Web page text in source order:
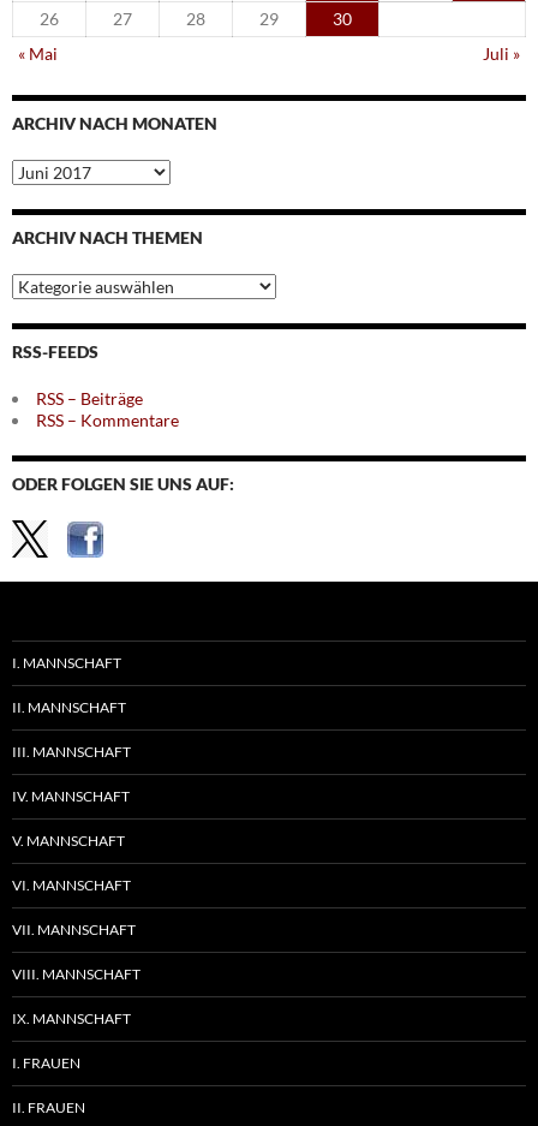
26
27 28 29
30
« Mai
Juli »
ARCHIV NACH MONATEN
Archiv
nach
Monaten
ARCHIV NACH THEMEN
Archiv
nach
Themen
RSS-FEEDS
RSS – Beiträge
RSS – Kommentare
ODER FOLGEN SIE UNS AUF:
I. MANNSCHAFT
II. MANNSCHAFT
III. MANNSCHAFT
IV. MANNSCHAFT
V. MANNSCHAFT
VI. MANNSCHAFT
VII. MANNSCHAFT
VIII. MANNSCHAFT
IX. MANNSCHAFT
I. FRAUEN
II. FRAUEN